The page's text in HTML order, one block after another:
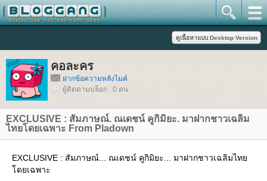
คอละคร
ฝากข้อความหลังไมค์
ผู้ติดตามบล็อก : 0 คน
EXCLUSIVE : สัมภาษณ์. ณเดชน์ คูกิมิยะ. มาฝากชาวเฉลิม
ไทยโดยเฉพาะ From Pladown
EXCLUSIVE : สัมภาษณ์... ณเดชน์ คูกิมิยะ... มาฝากชาวเฉลิมไท
ดยเฉพาะ